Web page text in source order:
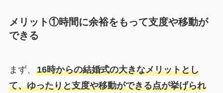
メリット①時間に余裕をもって支度や移動が
できる
まず、 16時からの結婚式の大きなメリットとし
て、ゆったりと支度や移動ができる点が挙げられ